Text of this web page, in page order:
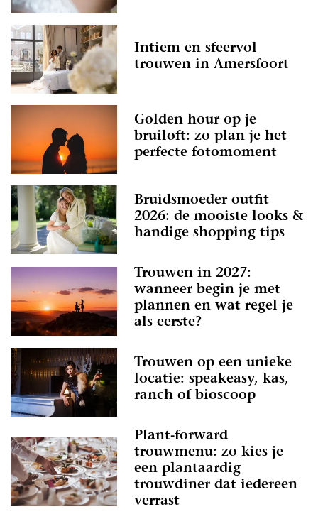
Intiem en sfeervol
trouwen in Amersfoort
Golden hour op je
bruiloft: zo plan je het
perfecte fotomoment
Bruidsmoeder outfit
2026: de mooiste looks &
handige shopping tips
Trouwen in 2027:
wanneer begin je met
plannen en wat regel je
als eerste?
Trouwen op een unieke
locatie: speakeasy, kas,
ranch of bioscoop
Plant-forward
trouwmenu: zo kies je
een plantaardig
trouwdiner dat iedereen
verrast